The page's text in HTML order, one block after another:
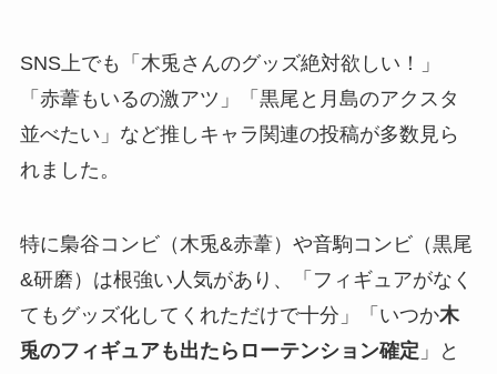
SNS上でも「木兎さんのグッズ絶対欲しい！」
「赤葦もいるの激アツ」「黒尾と月島のアクスタ
並べたい」など推しキャラ関連の投稿が多数見ら
れました。
特に梟谷コンビ（木兎&赤葦）や音駒コンビ（黒尾
&研磨）は根強い人気があり、「フィギュアがなく
てもグッズ化してくれただけで十分」「いつか木
兎のフィギュアも出たらローテンション確定 」と